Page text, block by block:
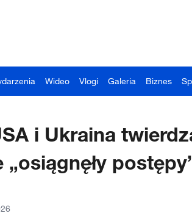
Wideo Vlogi Galeria Biznes
i Ukraina
„osiągnęły